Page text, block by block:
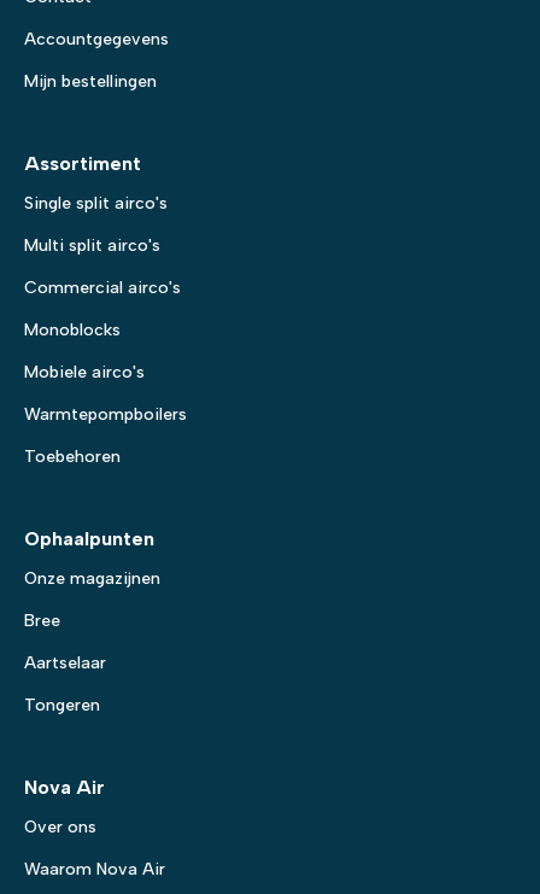
Accountgegevens
Mijn bestellingen
Assortiment
Single split airco's
Multi split airco's
Commercial airco's
Monoblocks
Mobiele airco's
Warmtepompboilers
Toebehoren
Ophaalpunten
Onze magazijnen
Bree
Aartselaar
Tongeren
Nova Air
Over ons
Waarom Nova Air